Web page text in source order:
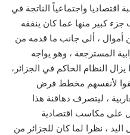
واجتماعياً الناتجة في
جزء كبير منها عما كان ينفقه
، ألى جانب ما قدمه من
المسترجعة ، وهو يواجه
النظام الحاكم في الجزائر،
لأنفسهم مخطط فرض
، ليتصرف دهاقنة هذا
على مكاسب اقتصادية
، نظرا لما كان للجزائر من